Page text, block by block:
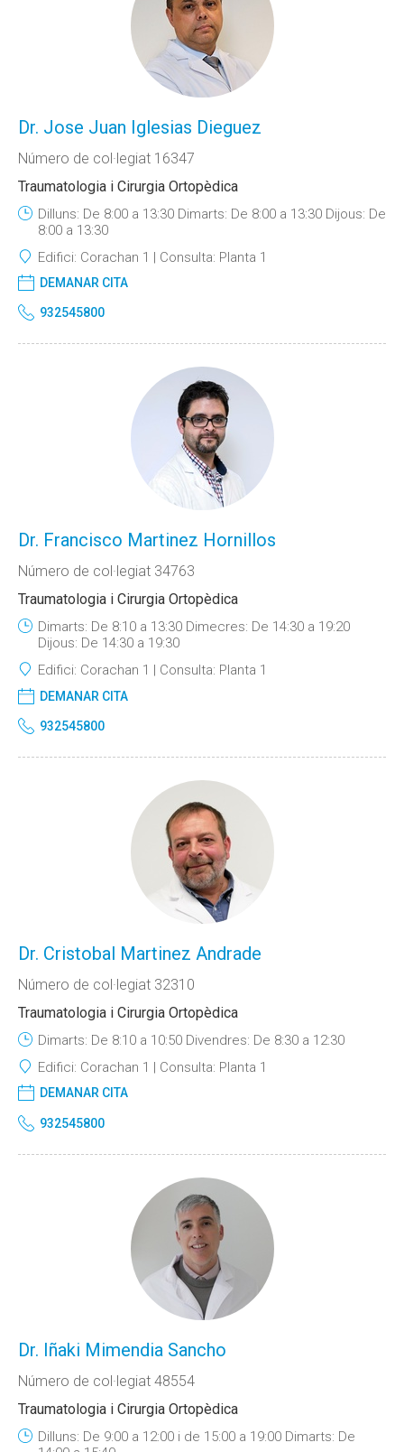
Dr. Jose Juan Iglesias Dieguez
Número de col·legiat 16347
Traumatologia i Cirurgia Ortopèdica
Dilluns: De 8:00 a 13:30 Dimarts: De 8:00 a 13:30 Dijous: De
8:00 a 13:30
Edifici: Corachan 1 Consulta: Planta 1
DEMANAR CITA
932545800
Dr. Francisco Martinez Hornillos
Número de col·legiat 34763
Traumatologia i Cirurgia Ortopèdica
Dimarts: De 8:10 a 13:30 Dimecres: De 14:30 a 19:20
Dijous: De 14:30 a 19:30
Edifici: Corachan 1 Consulta: Planta 1
DEMANAR CITA
932545800
Dr. Cristobal Martinez Andrade
Número de col·legiat 32310
Traumatologia i Cirurgia Ortopèdica
Dimarts: De 8:10 a 10:50 Divendres: De 8:30 a 12:30
Edifici: Corachan 1 Consulta: Planta 1
DEMANAR CITA
932545800
Dr. Iñaki Mimendia Sancho
Número de col·legiat 48554
Traumatologia i Cirurgia Ortopèdica
Dilluns: De 9:00 a 12:00 i de 15:00 a 19:00 Dimarts: De